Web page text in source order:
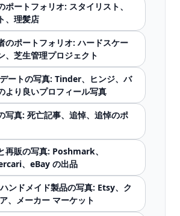
ポートフォリオ: スタイリスト、
、理髪店
のポートフォリオ: ハードスケー
、芝生管理プロジェクト
ートの写真: Tinder、ヒンジ、バ
より良いプロフィール写真
写真: 死亡記事、追悼、追悼のポ
再販の写真: Poshmark、
、eBay の出品
ンドメイド製品の写真: Etsy、ク
、メーカー マーケット